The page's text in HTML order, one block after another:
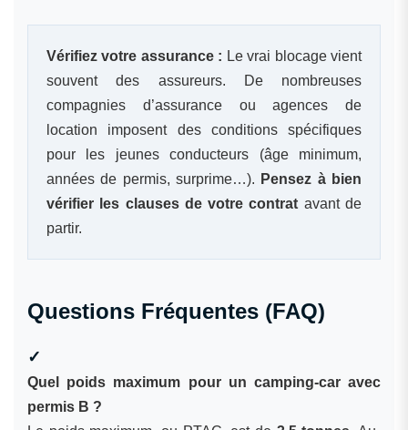
Vérifiez votre assurance : Le vrai blocage vient
souvent des assureurs. De nombreuses
compagnies d’assurance ou agences de
location imposent des conditions spécifiques
pour les jeunes conducteurs (âge minimum,
années de permis, surprime…). Pensez à bien
vérifier les clauses de votre contrat avant de
partir.
Questions Fréquentes (FAQ)
Quel poids maximum pour un camping-car avec
permis B ?